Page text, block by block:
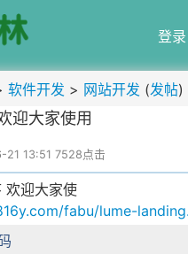
登录
软件开发 > 网站开发 (发帖)
迎大家使用
21 13:51 7528点击
欢迎大家使
fabu/lume-